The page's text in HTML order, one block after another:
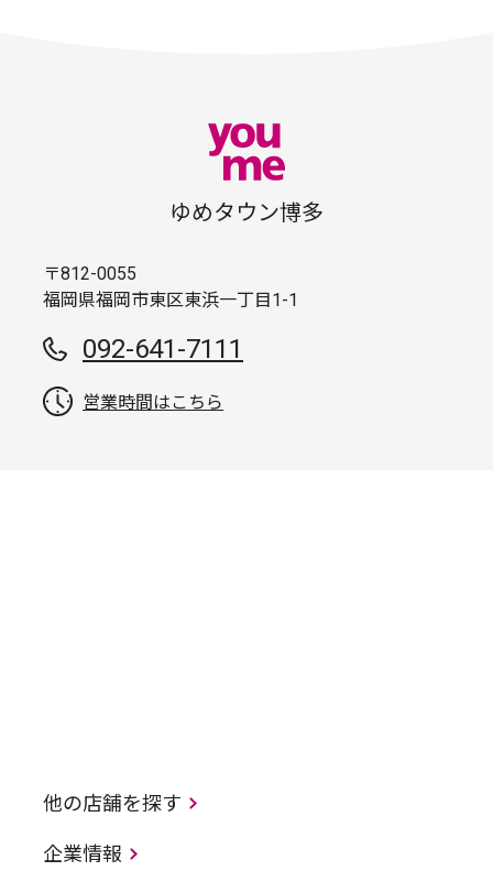
ゆめタウン博多
〒812-0055
福岡県福岡市東区東浜一丁目1-1
092-641-7111
営業時間はこちら
他の店舗を探す
企業情報